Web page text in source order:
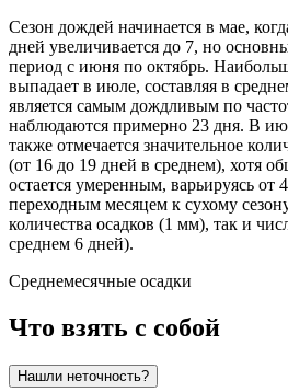
Сезон дождей начинается в мае,
дней увеличивается до 7, но
период с июня по октябрь.
выпадает в июле, составляя в
является самым дождливым по
наблюдаются примерно 23 дня. В
также отмечается значительное
(от 16 до 19 дней в среднем), хотя
остается умеренным, варьируясь
переходным месяцем к сухому
количества осадков (1 мм), так и
среднем 6 дней).
Среднемесячные осадки
Что взять с собой
Нашли неточность?